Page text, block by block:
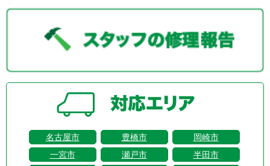
名古屋市 豊橋市
岡崎市
一宮市
瀬戸市
半田市